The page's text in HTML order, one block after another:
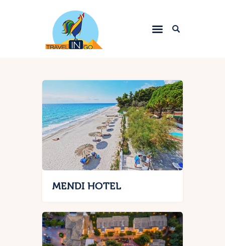
Egzotične destinacije
Evropske metropole
Srbija
Zima 2024.
Kontakt
MENDI HOTEL